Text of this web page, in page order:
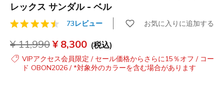
レックス サンダル - ベル
顧客評価5/5件 73レビュー お気に入りに追加する
からの値引き
¥ 11,990から
¥ 8,300 (税込)
VIPアクセス会員限定 / セール価格からさらに15％オフ / コー
ド OBON2026 / *対象外のカラーを含む場合があります